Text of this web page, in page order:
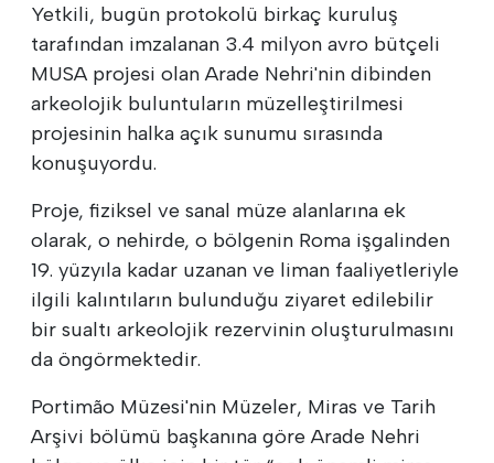
Yetkili, bugün protokolü birkaç kuruluş
tarafından imzalanan 3.4 milyon avro bütçeli
MUSA projesi olan Arade Nehri'nin dibinden
arkeolojik buluntuların müzelleştirilmesi
projesinin halka açık sunumu sırasında
konuşuyordu.
Proje, fiziksel ve sanal müze alanlarına ek
olarak, o nehirde, o bölgenin Roma işgalinden
19. yüzyıla kadar uzanan ve liman faaliyetleriyle
ilgili kalıntıların bulunduğu ziyaret edilebilir
bir sualtı arkeolojik rezervinin oluşturulmasını
da öngörmektedir.
Portimão Müzesi'nin Müzeler, Miras ve Tarih
Arşivi bölümü başkanına göre Arade Nehri